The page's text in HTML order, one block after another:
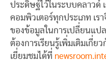
ประดิษฐ์ไว้ในระบบคลาวด์
คอมพิวเตอร์ทุกประเภท เ
ของข้อมูลในการเปลี่ยนแป
ต้องการเรียนรู้เพิ่มเติมเกี่ย
เยี่ยมชมได้ที่